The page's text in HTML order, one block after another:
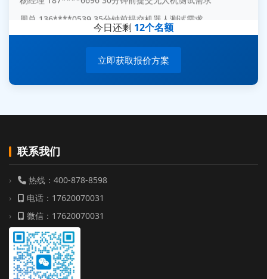
周总 136****0539 35分钟前提交机器人测试需求
今日还剩 12个名额
立即获取报价方案
联系我们
热线：400-878-8598
电话：17620070031
微信：17620070031